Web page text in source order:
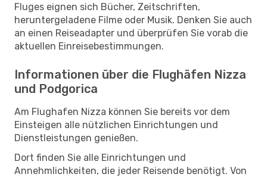
Fluges eignen sich Bücher, Zeitschriften,
heruntergeladene Filme oder Musik. Denken Sie auch
an einen Reiseadapter und überprüfen Sie vorab die
aktuellen Einreisebestimmungen.
Informationen über die Flughäfen Nizza
und Podgorica
Am Flughafen Nizza können Sie bereits vor dem
Einsteigen alle nützlichen Einrichtungen und
Dienstleistungen genießen.
Dort finden Sie alle Einrichtungen und
Annehmlichkeiten, die jeder Reisende benötigt. Von